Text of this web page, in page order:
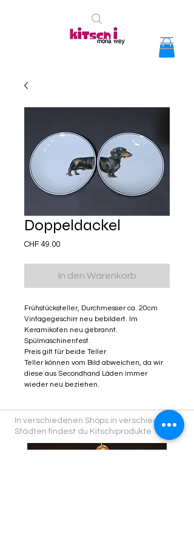
Doppeldackel
CHF 49.00Preis
In den Warenkorb
Frühstücksteller, Durchmesser ca. 20cm
Vintagegeschirr neu bebildert. Im
Keramikofen neu gebrannt.
Spülmaschinenfest.
Preis gilt für beide Teller
Teller können vom Bild abweichen, da wir
diese aus Secondhand Läden immer
wieder neu beziehen.
In verschiedenen Shops in verschiedenen
Städten findest du Kitschiprodukte